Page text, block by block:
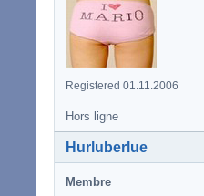
Registered 01.11.2006
Hors ligne
Hurluberlue
Membre